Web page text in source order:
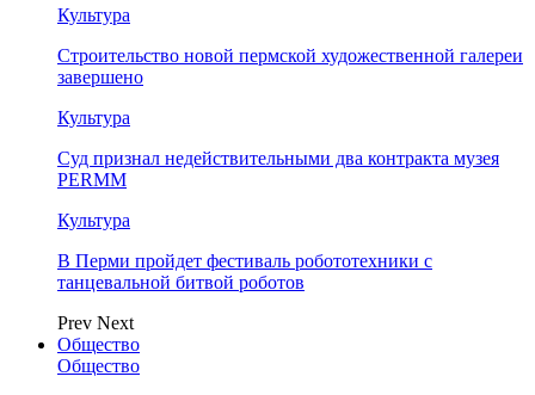
Культура
Строительство новой пермской художественной галереи
завершено
Культура
Суд признал недействительными два контракта музея
PERMM
Культура
В Перми пройдет фестиваль робототехники с
танцевальной битвой роботов
Prev Next
Общество
Общество